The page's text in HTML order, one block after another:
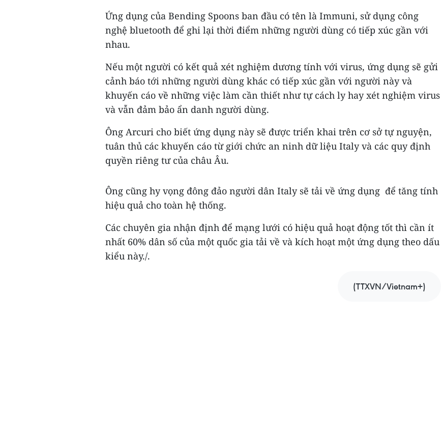
Ứng dụng của Bending Spoons ban đầu có tên là Immuni, sử dụng công
nghệ bluetooth để ghi lại thời điểm những người dùng có tiếp xúc gần với
nhau.
Nếu một người có kết quả xét nghiệm dương tính với virus, ứng dụng sẽ gửi
cảnh báo tới những người dùng khác có tiếp xúc gần với người này và
khuyến cáo về những việc làm cần thiết như tự cách ly hay xét nghiệm virus
và vẫn đảm bảo ẩn danh người dùng.
Ông Arcuri cho biết ứng dụng này sẽ được triển khai trên cơ sở tự nguyện,
tuân thủ các khuyến cáo từ giới chức an ninh dữ liệu Italy và các quy định
quyền riêng tư của châu Âu.
Ông cũng hy vọng đông đảo người dân Italy sẽ tải về ứng dụng để tăng tính
hiệu quả cho toàn hệ thống.
Các chuyên gia nhận định để mạng lưới có hiệu quả hoạt động tốt thì cần ít
nhất 60% dân số của một quốc gia tải về và kích hoạt một ứng dụng theo dấu
kiểu này./.
(TTXVN/Vietnam+)